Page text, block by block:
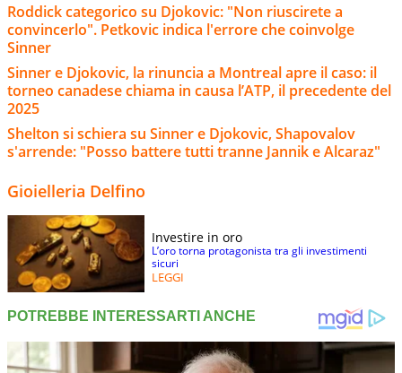
Roddick categorico su Djokovic: "Non riuscirete a
convincerlo". Petkovic indica l'errore che coinvolge
Sinner
Sinner e Djokovic, la rinuncia a Montreal apre il caso: il
torneo canadese chiama in causa l’ATP, il precedente del
2025
Shelton si schiera su Sinner e Djokovic, Shapovalov
s'arrende: "Posso battere tutti tranne Jannik e Alcaraz"
Gioielleria Delfino
Investire in oro
L’oro torna protagonista tra gli investimenti
sicuri
LEGGI